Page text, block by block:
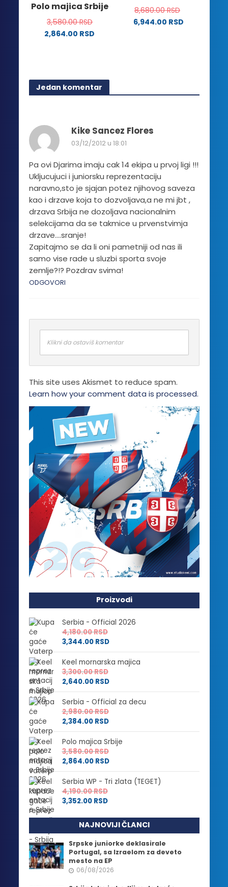
mogu
biti
izabrane
biti
izabrane
Polo majica Srbije
3,580.00RSD
2,864.00 RSD
više
varijanti.
biti
izabrane
stranici
proizvoda.
8,680.00RSD
6,944.00 RSD
Jedan komentar
Kike Sancez Flores
03/12/2012 u 18:01
Pa ovi Djarima imaju cak 14 ekipa u prvoj ligi !!!
Ukljucujuci i juniorsku reprezentaciju
naravno,sto je sjajan potez njihovog saveza
kao i drzave koja to dozvoljava,a ne mi jbt ,
drzava Srbija ne dozoljava nacionalnim
selekcijama da se takmice u prvenstvimja
drzave….sranje!
Zapitajmo se da li oni pametniji od nas ili
samo vise rade u sluzbi sporta svoje
zemlje?!? Pozdrav svima!
ODGOVORI
Klikni da ostaviš komentar
This site uses Akismet to reduce spam.
Learn how your comment data is processed.
Proizvodi
Serbia - Official 2026
4,180.00RSD
3,344.00 RSD
Keel mornarska majica
3,300.00RSD
2,640.00 RSD
Serbia - Official za decu
2,980.00RSD
2,384.00 RSD
Polo majica Srbije
3,580.00RSD
2,864.00 RSD
Serbia WP - Tri zlata (TEGET)
4,190.00RSD
3,352.00 RSD
NAJNOVIJI ČLANCI
Srpske juniorke deklasirale
Portugal, sa Izraelom za deveto
mesto na EP
06/08/2026